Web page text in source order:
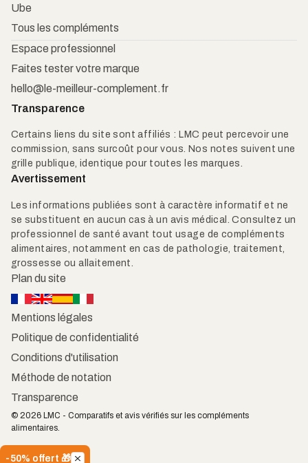
-50% offert 🎁
Ube
Tous les compléments
Espace professionnel
Faites tester votre marque
hello@le-meilleur-complement.fr
Transparence
Certains liens du site sont affiliés : LMC peut percevoir une
commission, sans surcoût pour vous. Nos notes suivent une
grille publique, identique pour toutes les marques.
Avertissement
Les informations publiées sont à caractère informatif et ne
se substituent en aucun cas à un avis médical. Consultez un
professionnel de santé avant tout usage de compléments
alimentaires, notamment en cas de pathologie, traitement,
grossesse ou allaitement.
© 2026 LMC - Comparatifs et avis vérifiés sur les compléments
alimentaires.
Plan du site
Mentions légales
Politique de confidentialité
Conditions d'utilisation
Méthode de notation
Transparence